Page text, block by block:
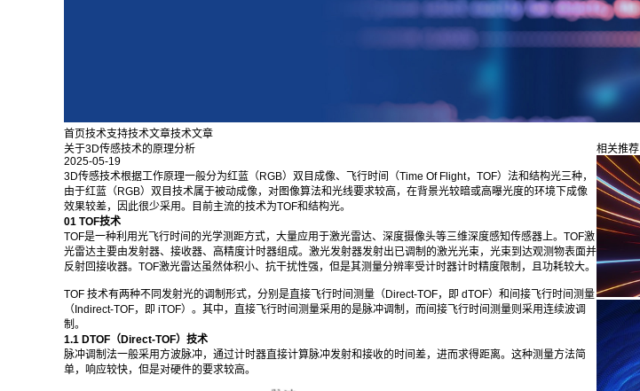
首页技术支持技术文章技术文章
关于3D传感技术的原理分析
2025-05-19
3D传感技术根据工作原理一般分为红蓝（RGB）双目成像、飞行时间（Time Of Flight，TOF）法和结构光三种，
由于红蓝（RGB）双目技术属于被动成像，对图像算法和光线要求较高，在背景光较暗或高曝光度的环境下成像
效果较差，因此很少采用。目前主流的技术为TOF和结构光。
01 TOF技术
TOF是一种利用光飞行时间的光学测距方式，大量应用于激光雷达、深度摄像头等三维深度感知传感器上。TOF激
光雷达主要由发射器、接收器、高精度计时器组成。激光发射器发射出已调制的激光光束，光束到达观测物表面并
反射回接收器。TOF激光雷达虽然体积小、抗干扰性强，但是其测量分辨率受计时器计时精度限制，且功耗较大。
TOF 技术有两种不同发射光的调制形式，分别是直接飞行时间测量（Direct-TOF，即 dTOF）和间接飞行时间测量
（Indirect-TOF，即 iTOF）。其中，直接飞行时间测量采用的是脉冲调制，而间接飞行时间测量则采用连续波调
制。
1.1 DTOF（Direct-TOF）技术
脉冲调制法一般采用方波脉冲，通过计时器直接计算脉冲发射和接收的时间差，进而求得距离。这种测量方法简
单，响应较快，但是对硬件的要求较高。
相关推荐